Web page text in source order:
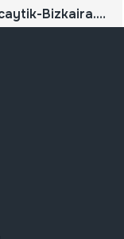
Vizcaytik-Bizkaira.Obertura